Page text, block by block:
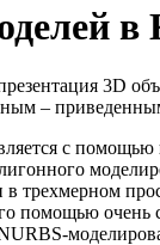
в
3D
–
с
трехмерном
помощью